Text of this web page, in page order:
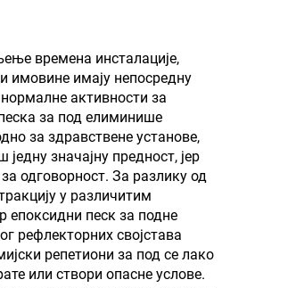
премазима или у
сценаријама
који захтевају
хидрофобна и
својства
времена инсталације,
имају непосредну
активности за
за под елиминише
за здравствене установе,
значајну предност, јер
одговорност. За разлику од
у различитим
епоксидни песк за подне
рефлекторних својстава
репетиони за под се лако
или створи опасне услове.